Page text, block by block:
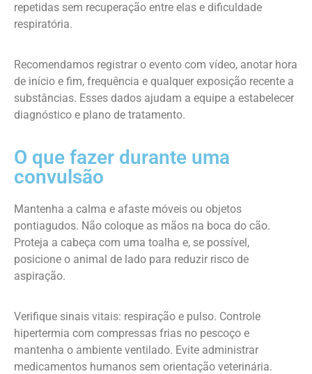
repetidas sem recuperação entre elas e dificuldade
respiratória.
Recomendamos registrar o evento com vídeo, anotar hora
de início e fim, frequência e qualquer exposição recente a
substâncias. Esses dados ajudam a equipe a estabelecer
diagnóstico e plano de tratamento.
O que fazer durante uma
convulsão
Mantenha a calma e afaste móveis ou objetos
pontiagudos. Não coloque as mãos na boca do cão.
Proteja a cabeça com uma toalha e, se possível,
posicione o animal de lado para reduzir risco de
aspiração.
Verifique sinais vitais: respiração e pulso. Controle
hipertermia com compressas frias no pescoço e
mantenha o ambiente ventilado. Evite administrar
medicamentos humanos sem orientação veterinária.